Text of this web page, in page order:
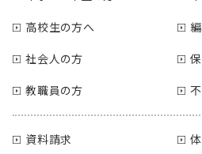
高校生の方へ
社会人の方
教職員の方
資料請求